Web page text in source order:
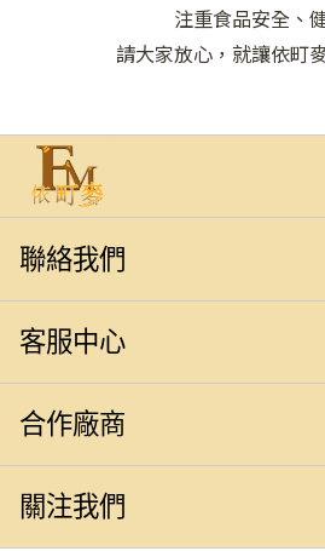
注重食品安全、
請大家放心，就讓依町
聯絡我們
客服中心
合作廠商
關注我們